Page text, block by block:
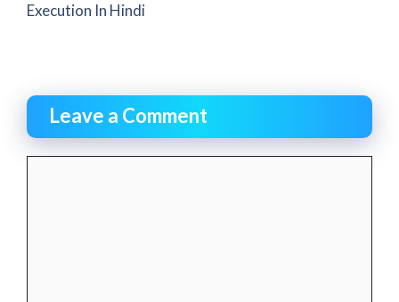
Execution In Hindi
Leave a Comment